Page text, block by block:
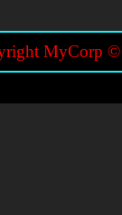
MyCorp